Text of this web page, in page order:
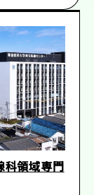
のローテーシ
れます。
り高度で最新
はなく、小児
、遺伝科、歯
、いつでも気軽
先に挙げた
資源に差異の
行うことによ
科専門研修プロ
は経験できな
人科医療に対
担の必要性・
いては、個々の
専門研修プロ
科領域専門